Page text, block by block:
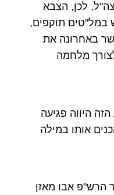
לכן, הצבא
במל"טים תוקפים,
באחרונה את
מלחמה
היווה פגיעה
אותו במילה
הרש"פ אבו מאזן